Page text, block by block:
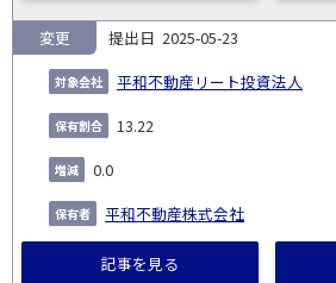
2025-05-23
平和不動産リート投資法人
変更
13.22
0.0
平和不動産株式会社
記事を見る